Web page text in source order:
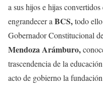
a sus hijos e hijas
engrandecer a BCS,todo
Gobernador Constitucional
Mendoza Arámburo,
trascendencia de la
acto de gobierno la